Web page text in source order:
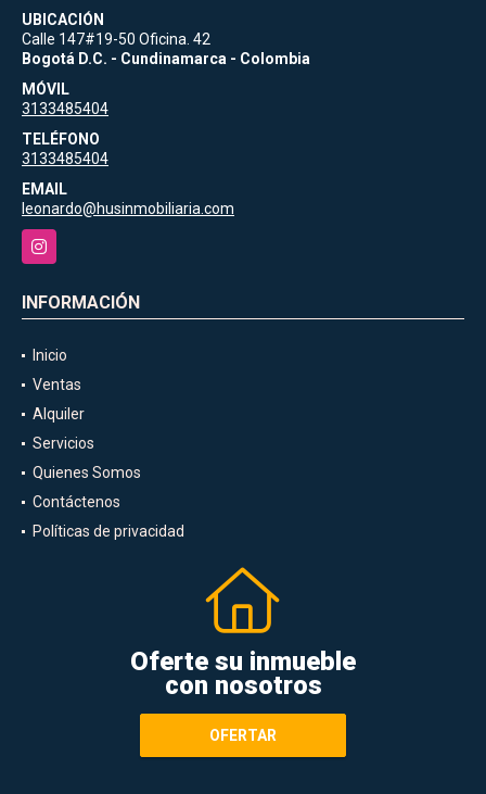
UBICACIÓN
Calle 147#19-50 Oficina. 42
Bogotá D.C. - Cundinamarca - Colombia
MÓVIL
3133485404
TELÉFONO
3133485404
EMAIL
leonardo@husinmobiliaria.com
Instagram
INFORMACIÓN
Inicio
Ventas
Alquiler
Servicios
Quienes Somos
Contáctenos
Políticas de privacidad
Oferte su inmueble
con nosotros
OFERTAR